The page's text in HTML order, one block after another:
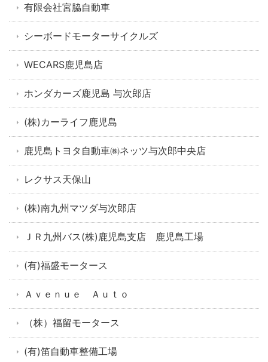
有限会社宮脇自動車
シーボードモーターサイクルズ
WECARS鹿児島店
ホンダカーズ鹿児島 与次郎店
(株)カーライフ鹿児島
鹿児島トヨタ自動車㈱ネッツ与次郎中央店
レクサス天保山
(株)南九州マツダ与次郎店
ＪＲ九州バス(株)鹿児島支店 鹿児島工場
(有)福盛モータース
Ａｖｅｎｕｅ Ａｕｔｏ
（株）福留モータース
(有)笛自動車整備工場